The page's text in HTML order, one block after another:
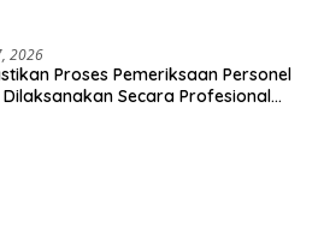
2026
Proses Pemeriksaan Personel
Dilaksanakan Secara Profesional